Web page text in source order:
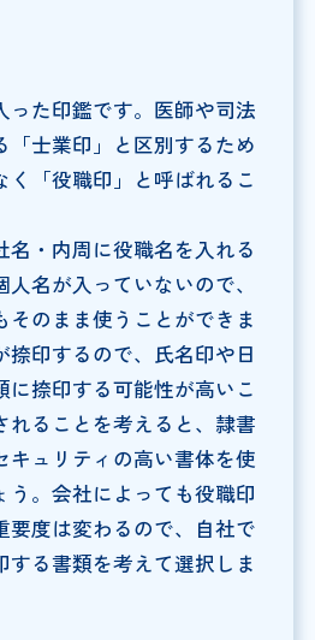
った印鑑です。医師や司法
「士業印」と区別するため
く「役職印」と呼ばれるこ
名・内周に役職名を入れる
名が入っていないので、
そのまま使うことができま
捺印するので、氏名印や日
に捺印する可能性が高いこ
れることを考えると、隷書
キュリティの高い書体を使
う。会社によっても役職印
要度は変わるので、自社で
する書類を考えて選択しま